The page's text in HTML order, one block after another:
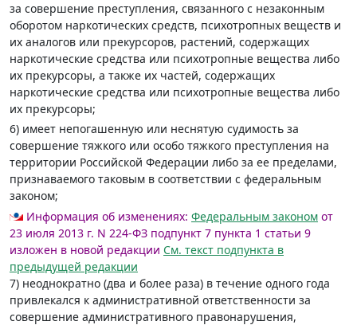
за совершение преступления, связанного с незаконным
оборотом наркотических средств, психотропных веществ и
их аналогов или прекурсоров, растений, содержащих
наркотические средства или психотропные вещества либо
их прекурсоры, а также их частей, содержащих
наркотические средства или психотропные вещества либо
их прекурсоры;
6) имеет непогашенную или неснятую судимость за
совершение тяжкого или особо тяжкого преступления на
территории Российской Федерации либо за ее пределами,
признаваемого таковым в соответствии с федеральным
законом;
Информация об изменениях: Федеральным законом от
23 июля 2013 г. N 224-ФЗ подпункт 7 пункта 1 статьи 9
изложен в новой редакции См. текст подпункта в
предыдущей редакции
7) неоднократно (два и более раза) в течение одного года
привлекался к административной ответственности за
совершение административного правонарушения,